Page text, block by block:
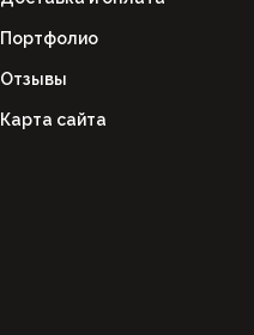
Портфолио
Отзывы
Карта сайта